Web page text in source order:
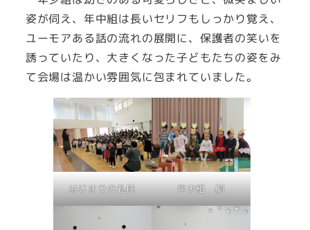
姿が伺え、年中組は長いセリフもしっかり覚え、
ユーモアある話の流れの展開に、保護者の笑いを
誘っていたり、大きくなった子どもたちの姿をみ
て会場は温かい雰囲気に包まれていました。
はじまりの礼拝 年少組 劇